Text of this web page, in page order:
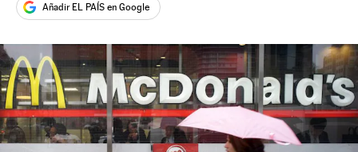
Añadir EL PAÍS en Google